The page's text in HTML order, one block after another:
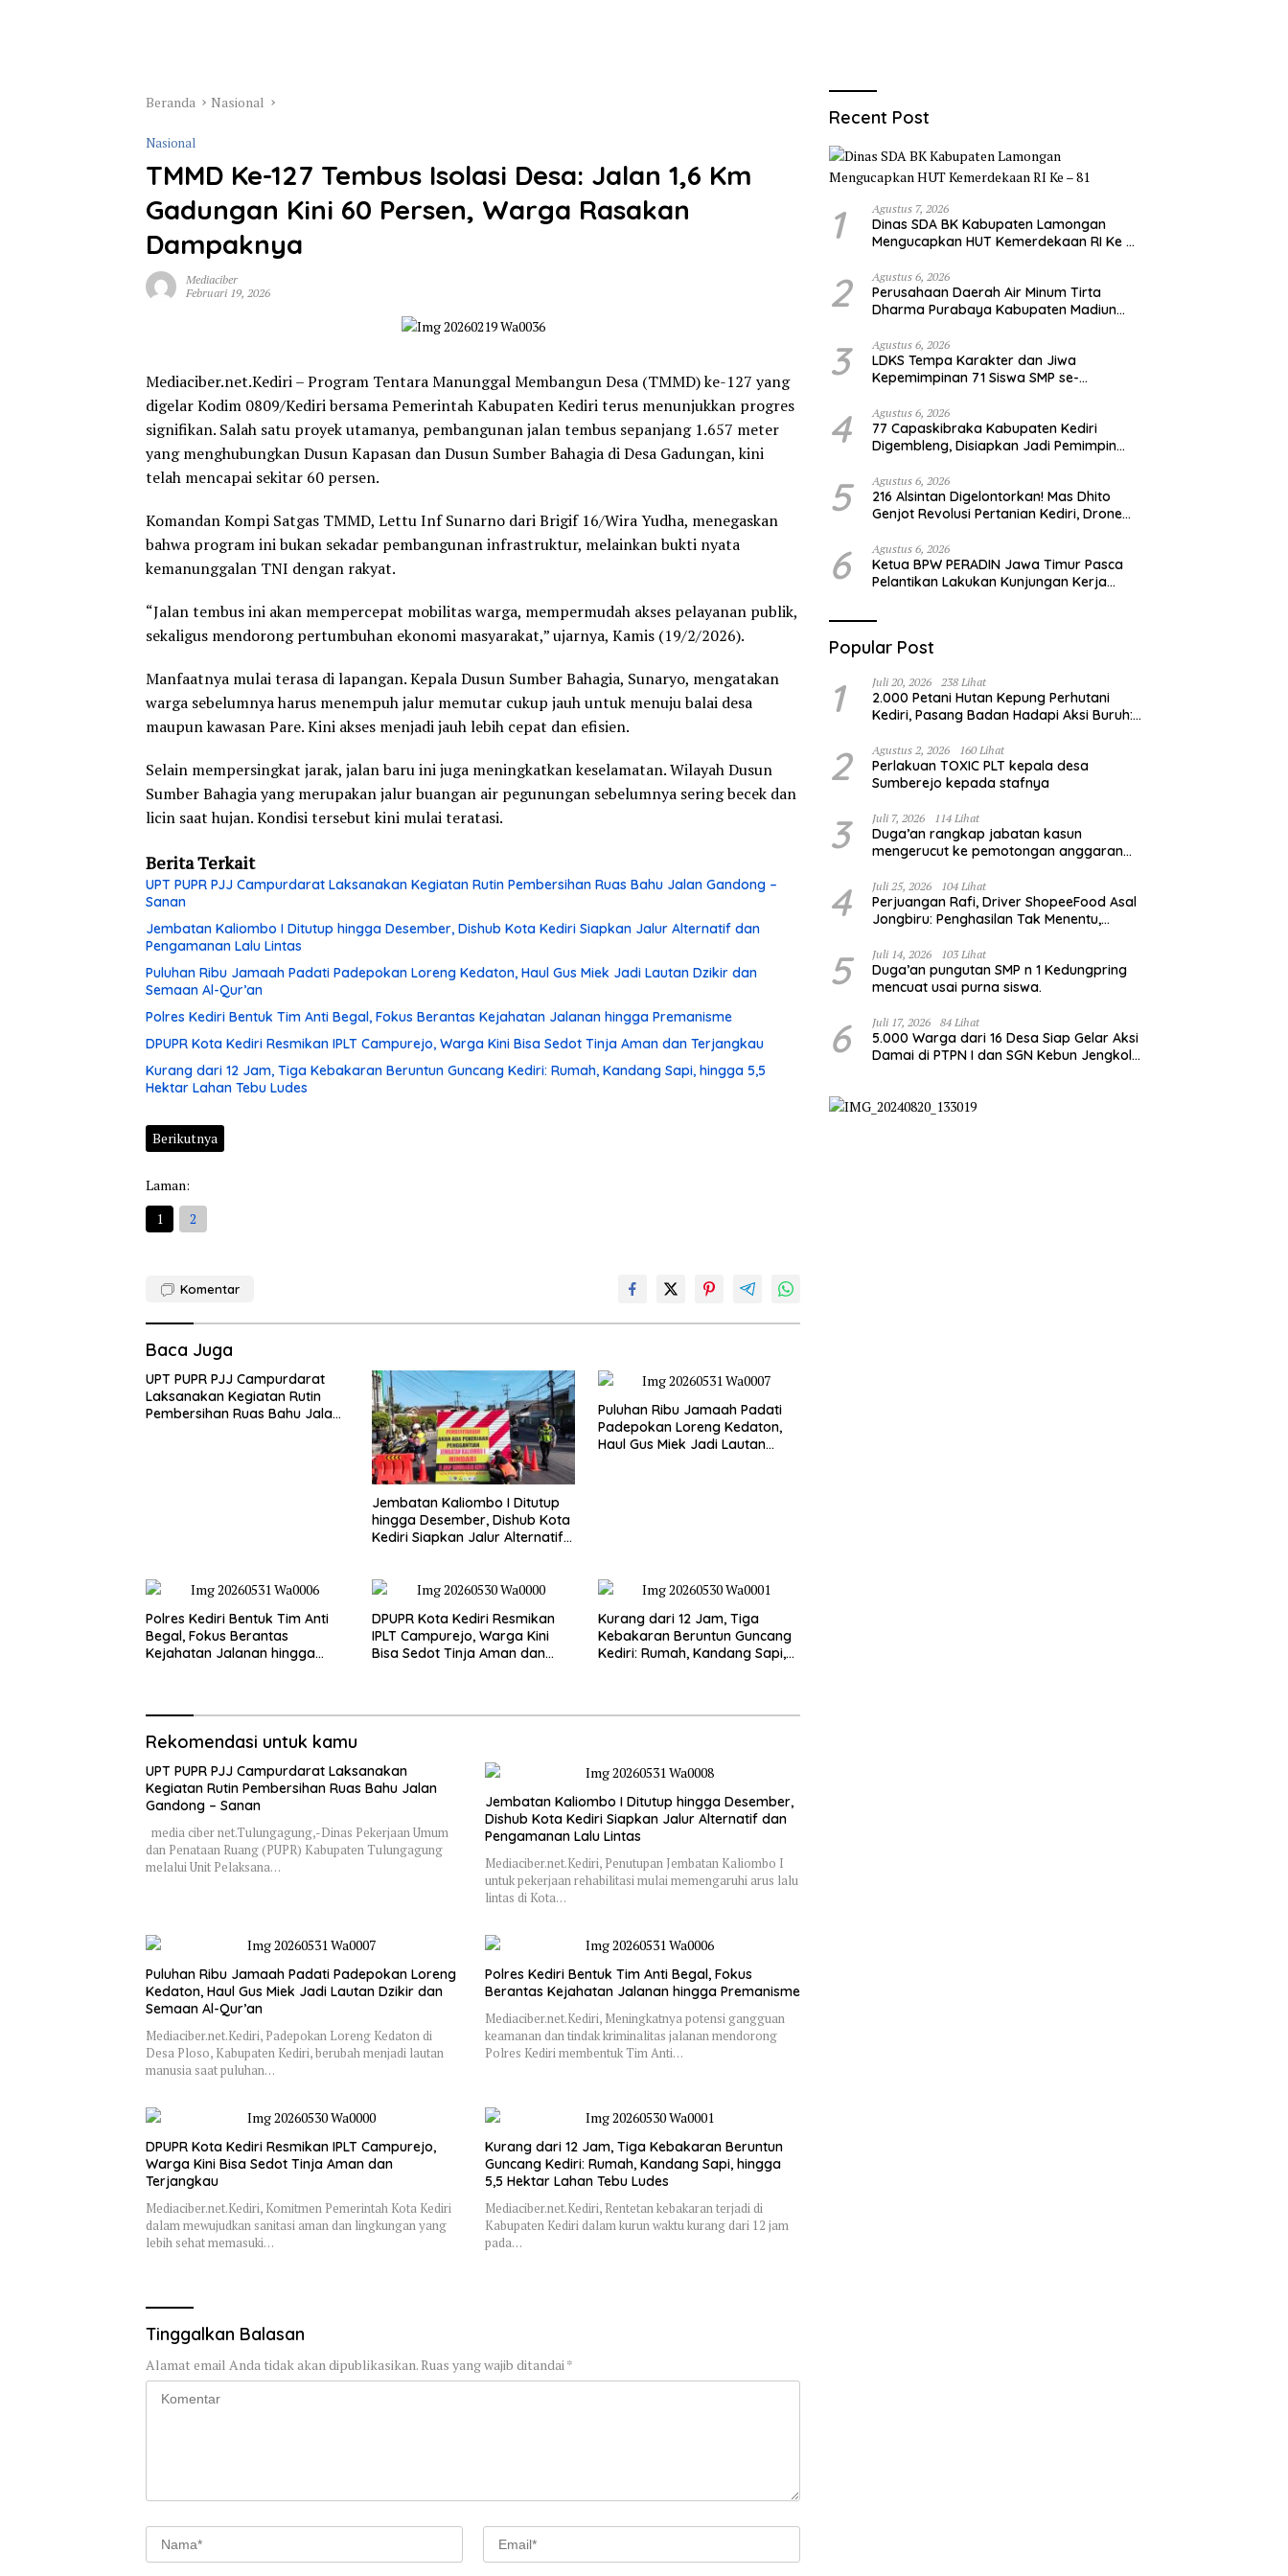
Beranda Nasional
Nasional
TMMD Ke-127 Tembus Isolasi Desa: Jalan 1,6 Km
Gadungan Kini 60 Persen, Warga Rasakan
Dampaknya
Mediaciber
Februari 19, 2026
Mediaciber.net.Kediri – Program Tentara Manunggal Membangun Desa (TMMD) ke-127 yang
digelar Kodim 0809/Kediri bersama Pemerintah Kabupaten Kediri terus menunjukkan progres
signifikan. Salah satu proyek utamanya, pembangunan jalan tembus sepanjang 1.657 meter
yang menghubungkan Dusun Kapasan dan Dusun Sumber Bahagia di Desa Gadungan, kini
telah mencapai sekitar 60 persen.
Komandan Kompi Satgas TMMD, Lettu Inf Sunarno dari Brigif 16/Wira Yudha, menegaskan
bahwa program ini bukan sekadar pembangunan infrastruktur, melainkan bukti nyata
kemanunggalan TNI dengan rakyat.
“Jalan tembus ini akan mempercepat mobilitas warga, mempermudah akses pelayanan publik,
sekaligus mendorong pertumbuhan ekonomi masyarakat,” ujarnya, Kamis (19/2/2026).
Manfaatnya mulai terasa di lapangan. Kepala Dusun Sumber Bahagia, Sunaryo, mengatakan
warga sebelumnya harus menempuh jalur memutar cukup jauh untuk menuju balai desa
maupun kawasan Pare. Kini akses menjadi jauh lebih cepat dan efisien.
Selain mempersingkat jarak, jalan baru ini juga meningkatkan keselamatan. Wilayah Dusun
Sumber Bahagia yang merupakan jalur buangan air pegunungan sebelumnya sering becek dan
licin saat hujan. Kondisi tersebut kini mulai teratasi.
Berita Terkait
UPT PUPR PJJ Campurdarat Laksanakan Kegiatan Rutin Pembersihan Ruas Bahu Jalan Gandong –
Sanan
Jembatan Kaliombo I Ditutup hingga Desember, Dishub Kota Kediri Siapkan Jalur Alternatif dan
Pengamanan Lalu Lintas
Puluhan Ribu Jamaah Padati Padepokan Loreng Kedaton, Haul Gus Miek Jadi Lautan Dzikir dan
Semaan Al-Qur’an
Polres Kediri Bentuk Tim Anti Begal, Fokus Berantas Kejahatan Jalanan hingga Premanisme
DPUPR Kota Kediri Resmikan IPLT Campurejo, Warga Kini Bisa Sedot Tinja Aman dan Terjangkau
Kurang dari 12 Jam, Tiga Kebakaran Beruntun Guncang Kediri: Rumah, Kandang Sapi, hingga 5,5
Hektar Lahan Tebu Ludes
Berikutnya
Laman:
1
2
Komentar
Baca Juga
UPT PUPR PJJ Campurdarat
Laksanakan Kegiatan Rutin
Pembersihan Ruas Bahu Jalan
Jembatan Kaliombo I Ditutup
hingga Desember, Dishub Kota
Kediri Siapkan Jalur Alternatif
Puluhan Ribu Jamaah Padati
Padepokan Loreng Kedaton,
Haul Gus Miek Jadi Lautan
Polres Kediri Bentuk Tim Anti
Begal, Fokus Berantas
Kejahatan Jalanan hingga
DPUPR Kota Kediri Resmikan
IPLT Campurejo, Warga Kini
Bisa Sedot Tinja Aman dan
Kurang dari 12 Jam, Tiga
Kebakaran Beruntun Guncang
Kediri: Rumah, Kandang Sapi,
Rekomendasi untuk kamu
UPT PUPR PJJ Campurdarat Laksanakan
Kegiatan Rutin Pembersihan Ruas Bahu Jalan
Gandong – Sanan
media ciber net.Tulungagung,-Dinas Pekerjaan Umum
dan Penataan Ruang (PUPR) Kabupaten Tulungagung
melalui Unit Pelaksana…
Jembatan Kaliombo I Ditutup hingga Desember,
Dishub Kota Kediri Siapkan Jalur Alternatif dan
Pengamanan Lalu Lintas
Mediaciber.net.Kediri, Penutupan Jembatan Kaliombo I
untuk pekerjaan rehabilitasi mulai memengaruhi arus lalu
lintas di Kota…
Puluhan Ribu Jamaah Padati Padepokan Loreng
Kedaton, Haul Gus Miek Jadi Lautan Dzikir dan
Semaan Al-Qur’an
Mediaciber.net.Kediri, Padepokan Loreng Kedaton di
Desa Ploso, Kabupaten Kediri, berubah menjadi lautan
manusia saat puluhan…
Polres Kediri Bentuk Tim Anti Begal, Fokus
Berantas Kejahatan Jalanan hingga Premanisme
Mediaciber.net.Kediri, Meningkatnya potensi gangguan
keamanan dan tindak kriminalitas jalanan mendorong
Polres Kediri membentuk Tim Anti…
DPUPR Kota Kediri Resmikan IPLT Campurejo,
Warga Kini Bisa Sedot Tinja Aman dan
Terjangkau
Mediaciber.net.Kediri, Komitmen Pemerintah Kota Kediri
dalam mewujudkan sanitasi aman dan lingkungan yang
lebih sehat memasuki…
Kurang dari 12 Jam, Tiga Kebakaran Beruntun
Guncang Kediri: Rumah, Kandang Sapi, hingga
5,5 Hektar Lahan Tebu Ludes
Mediaciber.net.Kediri, Rentetan kebakaran terjadi di
Kabupaten Kediri dalam kurun waktu kurang dari 12 jam
pada…
Tinggalkan Balasan
Alamat email Anda tidak akan dipublikasikan.Ruas yang wajib ditandai *
Recent Post
1 Agustus 7, 2026
Dinas SDA BK Kabupaten Lamongan
Mengucapkan HUT Kemerdekaan RI Ke –
2 Agustus 6, 2026
Perusahaan Daerah Air Minum Tirta
Dharma Purabaya Kabupaten Madiun
HUT Kemerdekaan RI Ke – 81
3 Agustus 6, 2026
LDKS Tempa Karakter dan Jiwa
Kepemimpinan 71 Siswa SMP se-
Pemimpin Generasi Emas
4 Agustus 6, 2026
77 Capaskibraka Kabupaten Kediri
Digembleng, Disiapkan Jadi Pemimpin
Merah Putih
5 Agustus 6, 2026
216 Alsintan Digelontorkan! Mas Dhito
Genjot Revolusi Pertanian Kediri, Drone
Regenerasi Petani
6 Agustus 6, 2026
Ketua BPW PERADIN Jawa Timur Pasca
Pelantikan Lakukan Kunjungan Kerja
Popular Post
1 Juli 20, 2026 238 Lihat
2.000 Petani Hutan Kepung Perhutani
Kediri, Pasang Badan Hadapi Aksi Buruh:
Hutan”
2 Agustus 2, 2026 160 Lihat
Perlakuan TOXIC PLT kepala desa
Sumberejo kepada stafnya
3 Juli 7, 2026 114 Lihat
Duga’an rangkap jabatan kasun
mengerucut ke pemotongan anggaran
4 Juli 25, 2026 104 Lihat
Perjuangan Rafi, Driver ShopeeFood Asal
Jongbiru: Penghasilan Tak Menentu,
5 Juli 14, 2026 103 Lihat
Duga’an pungutan SMP n 1 Kedungpring
mencuat usai purna siswa.
6 Juli 17, 2026 84 Lihat
5.000 Warga dari 16 Desa Siap Gelar Aksi
Damai di PTPN I dan SGN Kebun Jengkol,